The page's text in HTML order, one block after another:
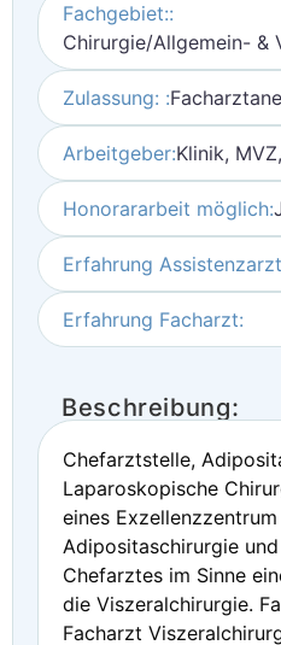
Fachgebiet::
Chirurgie/Allgemein- &
Zulassung: :
Arbeitgeber:Klinik,
Honorararbeit möglich:
Erfahrung
Erfahrung Facharzt:
Beschreibung:
Chefarztstelle,
Laparoskopische
eines
Adipositaschirurgie
Chefarztes im Sinne
die Viszeralchirurgie.
Facharzt